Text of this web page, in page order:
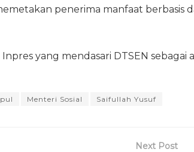
penerima manfaat berbasis
Inpres yang mendasari DTSEN
Menteri Sosial Saifullah Yusuf
Next Post